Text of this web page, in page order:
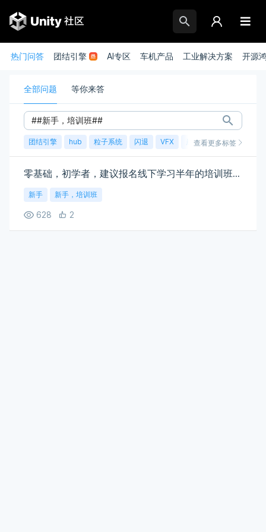
热门问答 团结引擎 AI专区 车机产品 工业解决方案 开源
全部问题 等你来答
团结引擎 hub 粒子系统 闪退 VFX 崩溃 账号 渲染
查看更多标签
零基础，初学者，建议报名线下学习半年的培训班吗？
新手 新手，培训班
628 2